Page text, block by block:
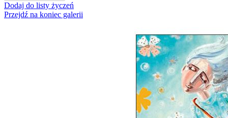
Dodaj do listy życzeń
Przejdź na koniec galerii